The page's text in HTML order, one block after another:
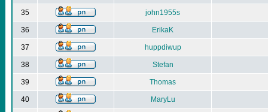
35 john1955s
36 ErikaK
37 huppdiwup
38 Stefan
39 Thomas
40 MaryLu